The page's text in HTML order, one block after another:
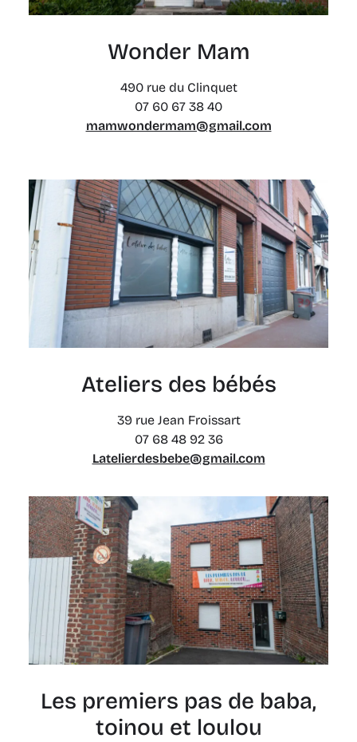
Wonder Mam
490 rue du Clinquet
07 60 67 38 40
mamwondermam@gmail.com
Ateliers des bébés
39 rue Jean Froissart
07 68 48 92 36
Latelierdesbebe@gmail.com
Les premiers pas de baba,
toinou et loulou